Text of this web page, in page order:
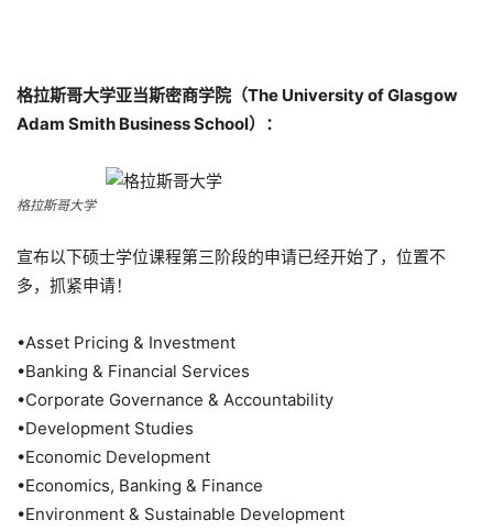
格拉斯哥大学亚当斯密商学院（The University of Glasgow
Adam Smith Business School）：
格拉斯哥大学
宣布以下硕士学位课程第三阶段的申请已经开始了，位置不
多，抓紧申请！
•Asset Pricing & Investment
•Banking & Financial Services
•Corporate Governance & Accountability
•Development Studies
•Economic Development
•Economics, Banking & Finance
•Environment & Sustainable Development